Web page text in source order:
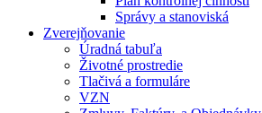
Správy a stanoviská
Zverejňovanie
Úradná tabuľa
Životné prostredie
Tlačivá a formuláre
VZN